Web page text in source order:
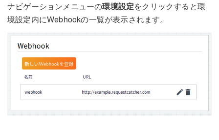
ナビゲーションメニューの環境設定をクリックすると環
境設定内にWebhookの一覧が表示されます。